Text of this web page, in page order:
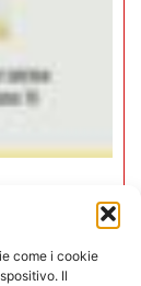
come i cookie
Il
a